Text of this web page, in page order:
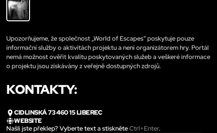
Upozorňujeme, že společnost „World of Escapes“ poskytuje pouze
informační služby o aktivitách projektu a není organizátorem hry. Portál
nemá možnost ověřit kvalitu poskytovaných služeb a veškeré informace
o projektu jsou získávány z veřejně dostupných zdrojů.
KONTAKTY:
CIDLINSKÁ 73 460 15 LIBEREC
WEBSITE
Našli jste překlep? Vyberte text a stiskněteCtrl+Enter.